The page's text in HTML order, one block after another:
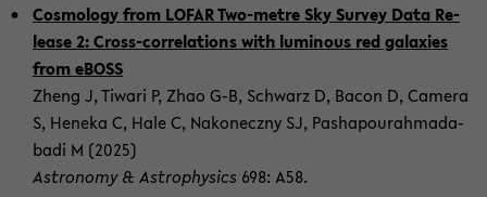
Cos­mo­lo­gy from LOFAR Two-​metre Sky Sur­vey Data Re­
lease 2: Cross-​correlations with lu­min­ous red ga­la­xies
from eBOSS
Zheng J, Ti­wa­ri P, Zhao G-B, Schwarz D, Bacon D, Ca­me­ra
S, Hene­ka C, Hale C, Na­kon­ecz­ny SJ, Pas­h­a­pou­rah­mad­a­
ba­di M (2025)
As­tro­no­my & As­tro­phy­sics 698: A58.